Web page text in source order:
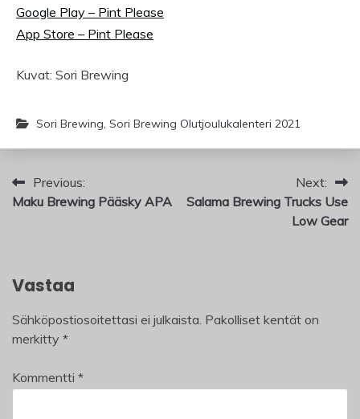
Google Play – Pint Please
App Store – Pint Please
Kuvat: Sori Brewing
Sori Brewing, Sori Brewing Olutjoulukalenteri 2021
Artikkelien
selaus
Previous:
Maku Brewing Pääsky APA
Next:
Salama Brewing Trucks Use
Low Gear
Vastaa
Sähköpostiosoitettasi ei julkaista. Pakolliset kentät on
merkitty *
Kommentti *